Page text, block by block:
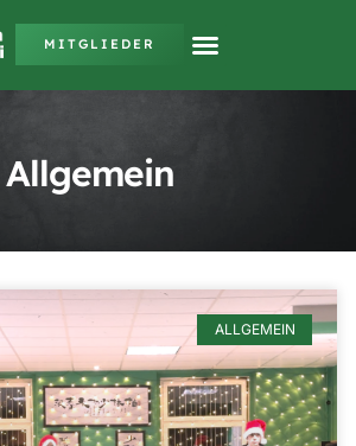
MITGLIEDER
Allgemein
ALLGEMEIN